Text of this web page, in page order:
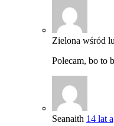
Zielona wśród
Polecam, bo to
Seanaith 14 lat